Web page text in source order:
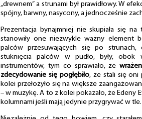
„drewnem” a strunami był prawidłowy. W
spójny, barwny, nasycony, a jednocześnie
Prezentacja bynajmniej nie skupiała się
stanowiły one niezwykle ważny element
palców przesuwających się po strunach,
stuknięcia palców w pudło, były, obok
instrumentów, tym co sprawiało, że
zdecydowanie się pogłębiło, że stali się oni
kolei przełożyło się na większe
– w muzykę. A to z kolei pokazało, że Edeny
kolumnami jeśli mają jedynie przygrywać w tle.